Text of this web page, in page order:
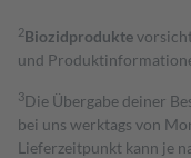
2Biozidprodukte
und
3Die Übergabe deiner
bei uns werktags von
Lieferzeitpunkt kann je